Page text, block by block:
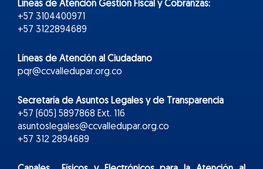
Líneas de Atención Gestión Fiscal y Cobranzas:
+57 3104400971
+57 3122894689
Líneas de Atención al Ciudadano
pqr@ccvalledupar.org.co
Secretaría de Asuntos Legales y de Transparencia
+57 (605) 5897868 Ext. 116
asuntoslegales@ccvalledupar.org.co
+57 312 2894689